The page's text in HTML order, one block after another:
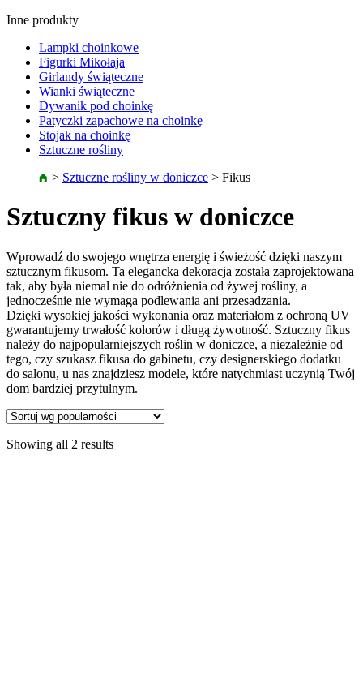
Inne produkty
Lampki choinkowe
Figurki Mikołaja
Girlandy świąteczne
Wianki świąteczne
Dywanik pod choinkę
Patyczki zapachowe na choinkę
Stojak na choinkę
Sztuczne rośliny
> Sztuczne rośliny w doniczce > Fikus
Sztuczny fikus w doniczce
Wprowadź do swojego wnętrza energię i świeżość dzięki naszym
sztucznym fikusom. Ta elegancka dekoracja została zaprojektowana
tak, aby była niemal nie do odróżnienia od żywej rośliny, a
jednocześnie nie wymaga podlewania ani przesadzania.
Dzięki wysokiej jakości wykonania oraz materiałom z ochroną UV
gwarantujemy trwałość kolorów i długą żywotność. Sztuczny fikus
należy do najpopularniejszych roślin w doniczce, a niezależnie od
tego, czy szukasz fikusa do gabinetu, czy designerskiego dodatku
do salonu, u nas znajdziesz modele, które natychmiast uczynią Twój
dom bardziej przytulnym.
Showing all 2 results